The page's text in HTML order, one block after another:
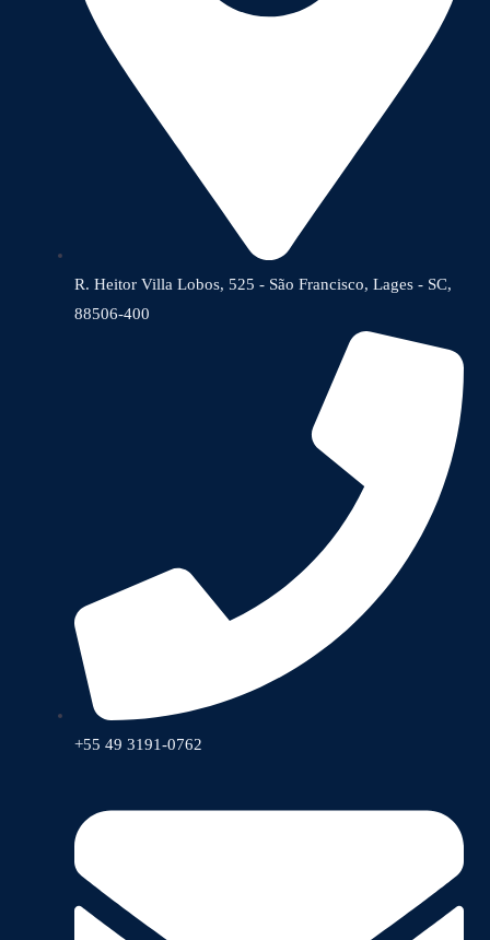
R. Heitor Villa Lobos, 525 - São Francisco, Lages - SC,
88506-400
+55 49 3191-0762